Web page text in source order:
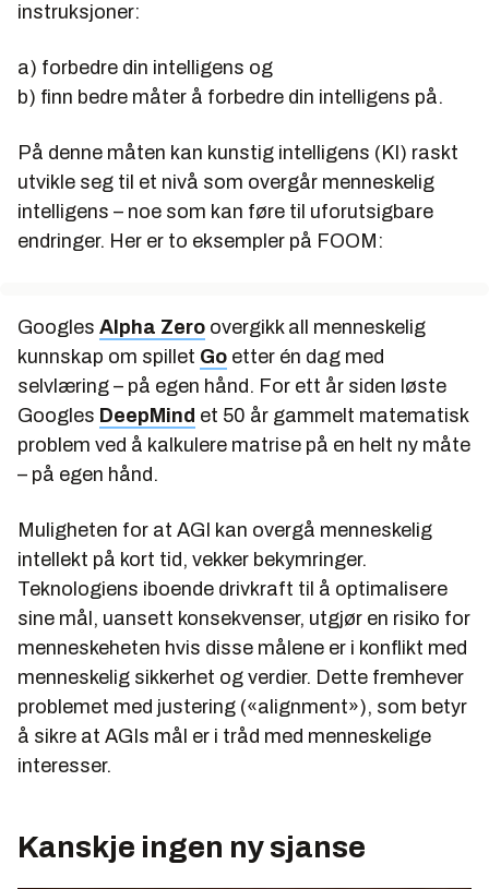
instruksjoner:
a) forbedre din intelligens og
b) finn bedre måter å forbedre din intelligens på.
På denne måten kan kunstig intelligens (KI) raskt
utvikle seg til et nivå som overgår menneskelig
intelligens – noe som kan føre til uforutsigbare
endringer. Her er to eksempler på FOOM:
Googles Alpha Zero overgikk all menneskelig
kunnskap om spillet Go etter én dag med
selvlæring – på egen hånd. For ett år siden løste
Googles DeepMind et 50 år gammelt matematisk
problem ved å kalkulere matrise på en helt ny måte
– på egen hånd.
Muligheten for at AGI kan overgå menneskelig
intellekt på kort tid, vekker bekymringer.
Teknologiens iboende drivkraft til å optimalisere
sine mål, uansett konsekvenser, utgjør en risiko for
menneskeheten hvis disse målene er i konflikt med
menneskelig sikkerhet og verdier. Dette fremhever
problemet med justering («alignment»), som betyr
å sikre at AGIs mål er i tråd med menneskelige
interesser.
Kanskje ingen ny sjanse